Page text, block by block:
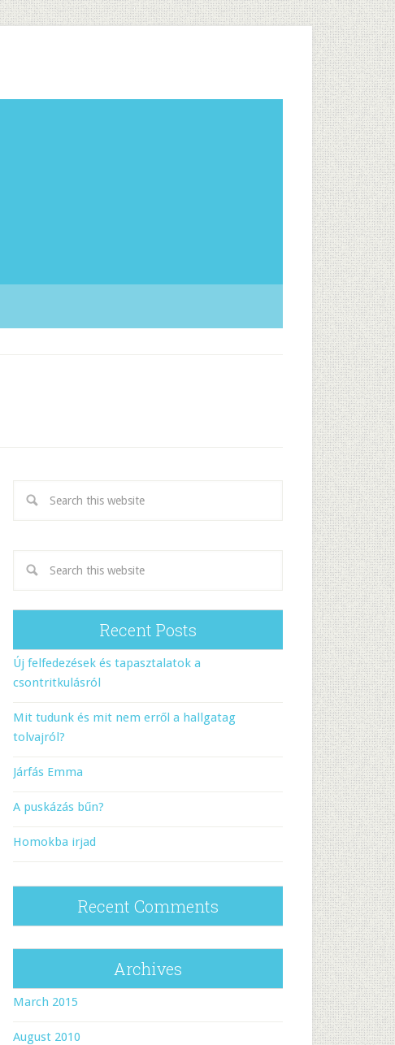
Recent Posts
Új felfedezések és tapasztalatok a
csontritkulásról
Mit tudunk és mit nem erről a hallgatag
tolvajról?
Járfás Emma
A puskázás bűn?
Homokba irjad
Recent Comments
Archives
March 2015
August 2010